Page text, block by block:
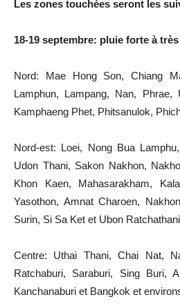
Les zones touchées seront les
18-19 septembre: pluie forte à
Nord: Mae Hong Son, Chiang
Lamphun, Lampang, Nan, Phrae,
Kamphaeng Phet, Phitsanulok,
Nord-est: Loei, Nong Bua
Udon Thani, Sakon Nakhon,
Khon Kaen, Mahasarakham,
Yasothon, Amnat Charoen,
Surin, Si Sa Ket et Ubon Ratchathani
Centre: Uthai Thani, Chai Nat,
Ratchaburi, Saraburi, Sing Buri,
Kanchanaburi et Bangkok et